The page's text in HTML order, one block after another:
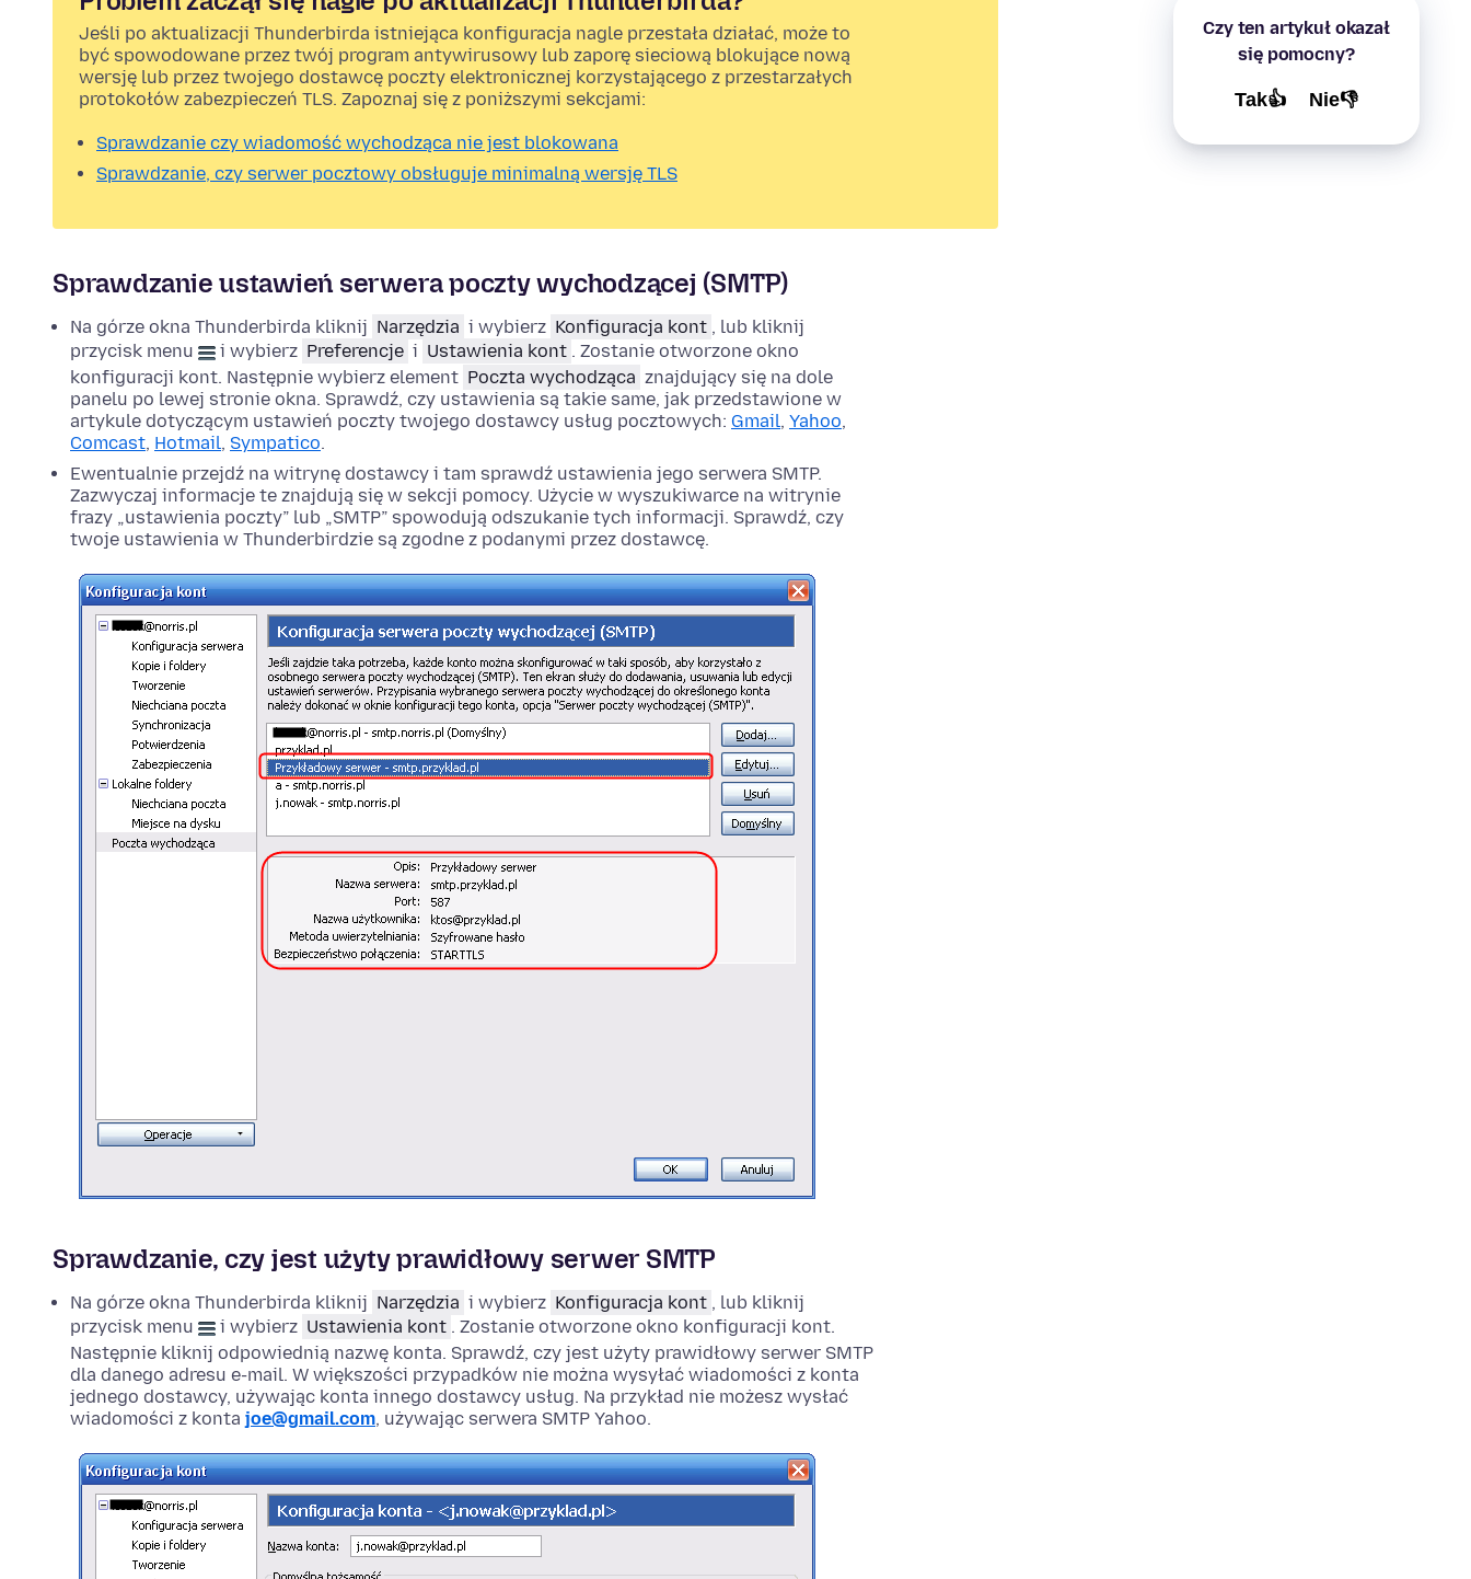
Czy ten artykuł okazał
się pomocny?
Tak👍 Nie👎
Jeśli po aktualizacji Thunderbirda istniejąca konfiguracja nagle przestała działać, może to
być spowodowane przez twój program antywirusowy lub zaporę sieciową blokujące nową
wersję lub przez twojego dostawcę poczty elektronicznej korzystającego z przestarzałych
protokołów zabezpieczeń TLS. Zapoznaj się z poniższymi sekcjami:
Sprawdzanie czy wiadomość wychodząca nie jest blokowana
Sprawdzanie, czy serwer pocztowy obsługuje minimalną wersję TLS
Sprawdzanie ustawień serwera poczty wychodzącej (SMTP)
Na górze okna Thunderbirda kliknij Narzędzia i wybierz Konfiguracja kont , lub kliknij
przycisk menu
i wybierz Preferencje i Ustawienia kont . Zostanie otworzone okno
konfiguracji kont. Następnie wybierz element Poczta wychodząca znajdujący się na dole
panelu po lewej stronie okna. Sprawdź, czy ustawienia są takie same, jak przedstawione w
artykule dotyczącym ustawień poczty twojego dostawcy usług pocztowych: Gmail, Yahoo,
Comcast, Hotmail, Sympatico.
Ewentualnie przejdź na witrynę dostawcy i tam sprawdź ustawienia jego serwera SMTP.
Zazwyczaj informacje te znajdują się w sekcji pomocy. Użycie w wyszukiwarce na witrynie
frazy „ustawienia poczty” lub „SMTP” spowodują odszukanie tych informacji. Sprawdź, czy
twoje ustawienia w Thunderbirdzie są zgodne z podanymi przez dostawcę.
Sprawdzanie, czy jest użyty prawidłowy serwer SMTP
Na górze okna Thunderbirda kliknij Narzędzia i wybierz Konfiguracja kont , lub kliknij
przycisk menu
i wybierz Ustawienia kont . Zostanie otworzone okno konfiguracji kont.
Następnie kliknij odpowiednią nazwę konta. Sprawdź, czy jest użyty prawidłowy serwer SMTP
dla danego adresu e-mail. W większości przypadków nie można wysyłać wiadomości z konta
jednego dostawcy, używając konta innego dostawcy usług. Na przykład nie możesz wysłać
wiadomości z konta joe@gmail.com, używając serwera SMTP Yahoo.